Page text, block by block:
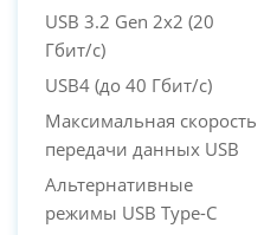
USB 3.2 Gen 2x2 (20
Гбит/с)
USB4 (до 40 Гбит/с)
Максимальная скорость
передачи данных USB
Альтернативные
режимы USB Type-C